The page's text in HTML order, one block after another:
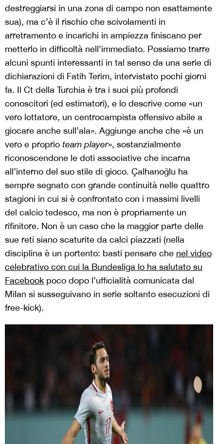
destreggiarsi in una zona di campo non esattamente
sua), ma c’è il rischio che scivolamenti in
arretramento e incarichi in ampiezza finiscano per
metterlo in difficoltà nell’immediato. Possiamo trarre
alcuni spunti interessanti in tal senso da una serie di
dichiarazioni di Fatih Terim, intervistato pochi giorni
fa. Il Ct della Turchia è tra i suoi più profondi
conoscitori (ed estimatori), e lo descrive come «un
vero lottatore, un centrocampista offensivo abile a
giocare anche sull’ala». Aggiunge anche che «è un
vero e proprio team player», sostanzialmente
riconoscendone le doti associative che incarna
all’interno del suo stile di gioco. Çalhanoğlu ha
sempre segnato con grande continuità nelle quattro
stagioni in cui si è confrontato con i massimi livelli
del calcio tedesco, ma non è propriamente un
rifinitore. Non è un caso che la maggior parte delle
sue reti siano scaturite da calci piazzati (nella
disciplina è un portento: basti pensare che nel video
celebrativo con cui la Bundesliga lo ha salutato su
Facebook poco dopo l’ufficialità comunicata dal
Milan si susseguivano in serie soltanto esecuzioni di
free-kick).